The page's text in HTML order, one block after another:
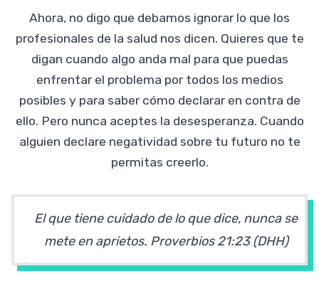
Ahora, no digo que debamos ignorar lo que los
profesionales de la salud nos dicen. Quieres que te
digan cuando algo anda mal para que puedas
enfrentar el problema por todos los medios
posibles y para saber cómo declarar en contra de
ello. Pero nunca aceptes la desesperanza. Cuando
alguien declare negatividad sobre tu futuro no te
permitas creerlo.
El que tiene cuidado de lo que dice, nunca se
mete en aprietos. Proverbios 21:23 (DHH)